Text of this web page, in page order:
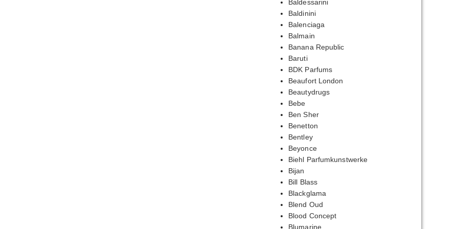
Baldessarini
Baldinini
Balenciaga
Balmain
Banana Republic
Baruti
BDK Parfums
Beaufort London
Beautydrugs
Bebe
Ben Sher
Benetton
Bentley
Beyonce
Biehl Parfumkunstwerke
Bijan
Bill Blass
Blackglama
Blend Oud
Blood Concept
Blumarine